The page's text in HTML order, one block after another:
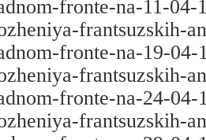
fronte-na-11-04-
frantsuzskih-
fronte-na-19-04-
frantsuzskih-
fronte-na-24-04-
frantsuzskih-